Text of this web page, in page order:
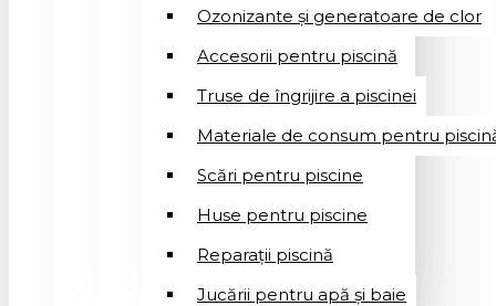
Ozonizante și generatoare de clor
Accesorii pentru piscină
Truse de îngrijire a piscinei
Materiale de consum pentru
Scări pentru piscine
Huse pentru piscine
Reparații piscină
Jucării pentru apă și baie